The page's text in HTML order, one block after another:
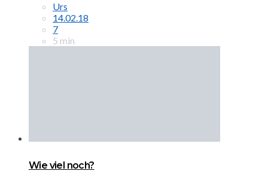
Urs
14.02.18
7
5 min
Wie viel noch?